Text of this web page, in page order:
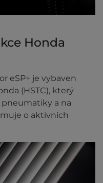
Honda
eSP+ je vybaven
(HSTC), který
a na
o aktivních